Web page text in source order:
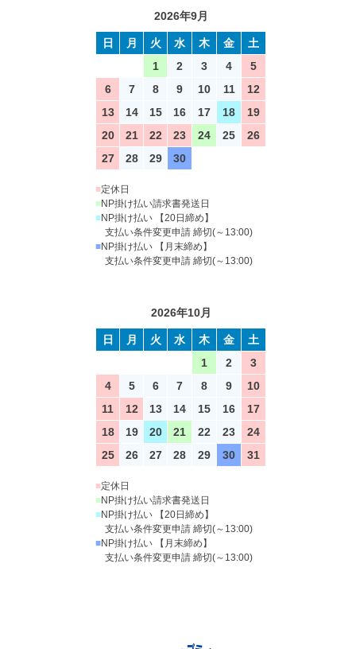
2026年9月
日 月 火 水 木 金
土
1
2 3 4
5
6
7 8 9 10 11
12
13
14 15 16 17 18
19
20
21 22 23 24 25
26
27
28 29 30
■定休日
■NP掛け払い請求書発送日
■NP掛け払い 【20日締め】
支払い条件変更申請 締切(～13:00)
■NP掛け払い 【月末締め】
支払い条件変更申請 締切(～13:00)
2026年10月
日 月 火 水 木 金
土
1
2
3
4
5 6 7 8 9
10
11
12 13 14 15 16
17
18
19 20 21 22 23
24
25
26 27 28 29 30 31
■定休日
■NP掛け払い請求書発送日
■NP掛け払い 【20日締め】
支払い条件変更申請 締切(～13:00)
■NP掛け払い 【月末締め】
支払い条件変更申請 締切(～13:00)